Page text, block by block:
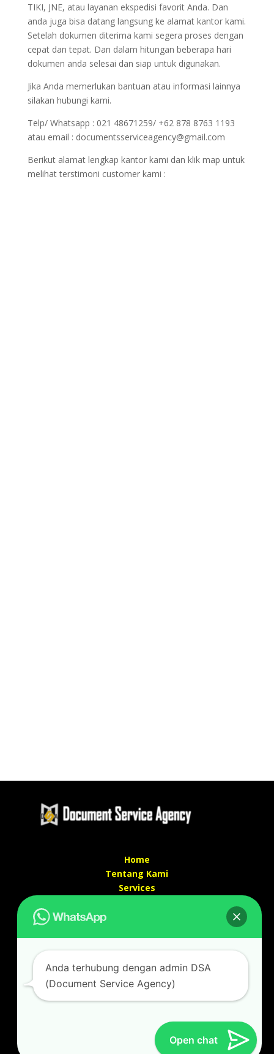
TIKI, JNE, atau layanan ekspedisi favorit Anda. Dan
anda juga bisa datang langsung ke alamat kantor kami.
Setelah dokumen diterima kami segera proses dengan
cepat dan tepat. Dan dalam hitungan beberapa hari
dokumen anda selesai dan siap untuk digunakan.
Jika Anda memerlukan bantuan atau informasi lainnya
silakan hubungi kami.
Telp/ Whatsapp : 021 48671259/ +62 878 8763 1193
atau email : documentsserviceagency@gmail.com
Berikut alamat lengkap kantor kami dan klik map untuk
melihat terstimoni customer kami :
Home
Tentang Kami
Services
Alamat kantor :
Jl Swadaya Pam No 6 Rt 006 Rw 007 Jatinegara,
Cakung, Jakarta Timur 13930
(Dekat Mesjid Al Marzukiyah Swadaya Pam)
No hp/ telpon :087887631193 / 021 48671259
documentsserviceagency@gmail.com
Open chat
Anda terhubung dengan admin DSA
(Document Service Agency)